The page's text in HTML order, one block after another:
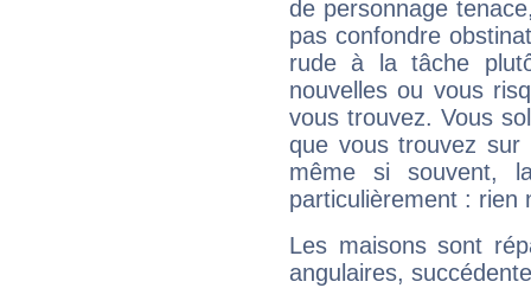
de personnage
pas confondre
rude à la tâche
nouvelles ou vous
vous trouvez. Vous
que vous trouvez
même si souvent,
particulièrement : rien
Les maisons sont
angulaires,